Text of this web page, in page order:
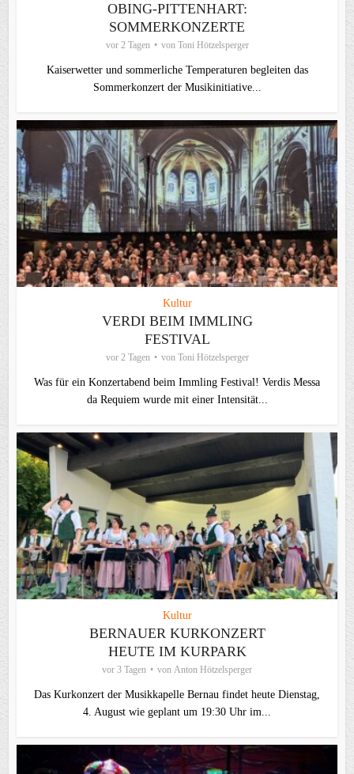
OBING-PITTENHART:
SOMMERKONZERTE
vor 2 Tagen von Toni Hötzelsperger
Kaiserwetter und sommerliche Temperaturen begleiten das
Sommerkonzert der Musikinitiative...
Kultur
VERDI BEIM IMMLING
FESTIVAL
vor 2 Tagen von Toni Hötzelsperger
Was für ein Konzertabend beim Immling Festival! Verdis Messa
da Requiem wurde mit einer Intensität...
Kultur
BERNAUER KURKONZERT
HEUTE IM KURPARK
vor 3 Tagen von Anton Hötzelsperger
Das Kurkonzert der Musikkapelle Bernau findet heute Dienstag,
4. August wie geplant um 19:30 Uhr im...